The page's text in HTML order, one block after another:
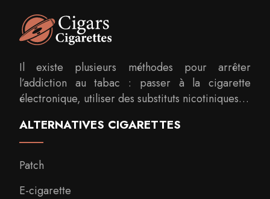
Il existe plusieurs méthodes pour arrêter
l’addiction au tabac : passer à la cigarette
électronique, utiliser des substituts nicotiniques…
ALTERNATIVES CIGARETTES
Patch
E-cigarette